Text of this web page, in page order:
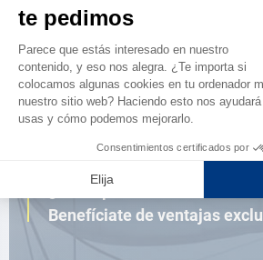
la nueva guía AD 2026
NAVEGAR POR EL CATÁLOGO
¿Eres apasionado?
Benefíciate de ventajas